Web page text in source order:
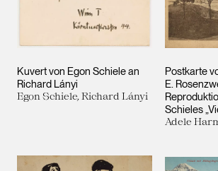
Kuvert von Egon Schiele an
Richard Lányi
Egon Schiele, Richard Lányi
Postkarte
E.
Schieles
Adele